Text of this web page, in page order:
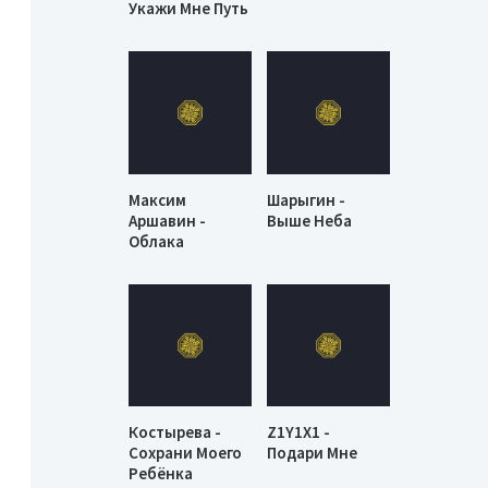
Укажи Мне Путь
Максим
Аршавин -
Облака
Шарыгин -
Выше Неба
Костырева -
Сохрани Моего
Ребёнка
Z1Y1X1 -
Подари Мне